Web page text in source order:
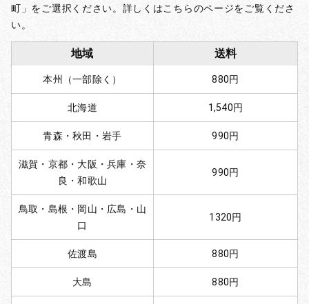
町」をご選択ください。詳しくはこちらのページをご覧くださ
い。
地域 送料
本州（一部除く） 880円
北海道 1,540円
青森・秋田・岩手 990円
滋賀・京都・大阪・兵庫・奈
良・和歌山
990円
鳥取・島根・岡山・広島・山
口
1320円
佐渡島 880円
大島 880円